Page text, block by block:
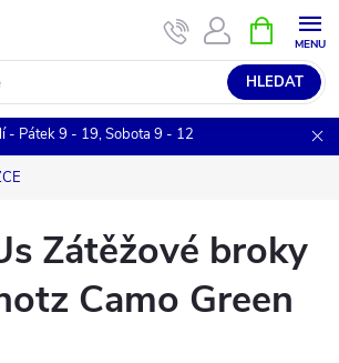
HLEDAT
NÁKUPNÍ
KOŠÍK
- Pátek 9 - 19, Sobota 9 - 12
Zátěžové broky
Camo Green